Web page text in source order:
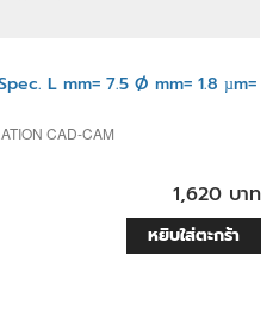
L mm= 7.5 Ø mm= 1.8 µm=
CAD-CAM
1,620 บาท
หยิบใส่ตะกร้า